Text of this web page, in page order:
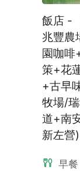
飯店 -
兆豐農
園咖啡
策+花
+古早
牧場/
道+南
新左營
早餐